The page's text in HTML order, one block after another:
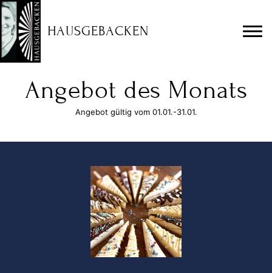
HAUSGEBACKEN
Angebot des Monats
Angebot gültig vom 01.01.-31.01.